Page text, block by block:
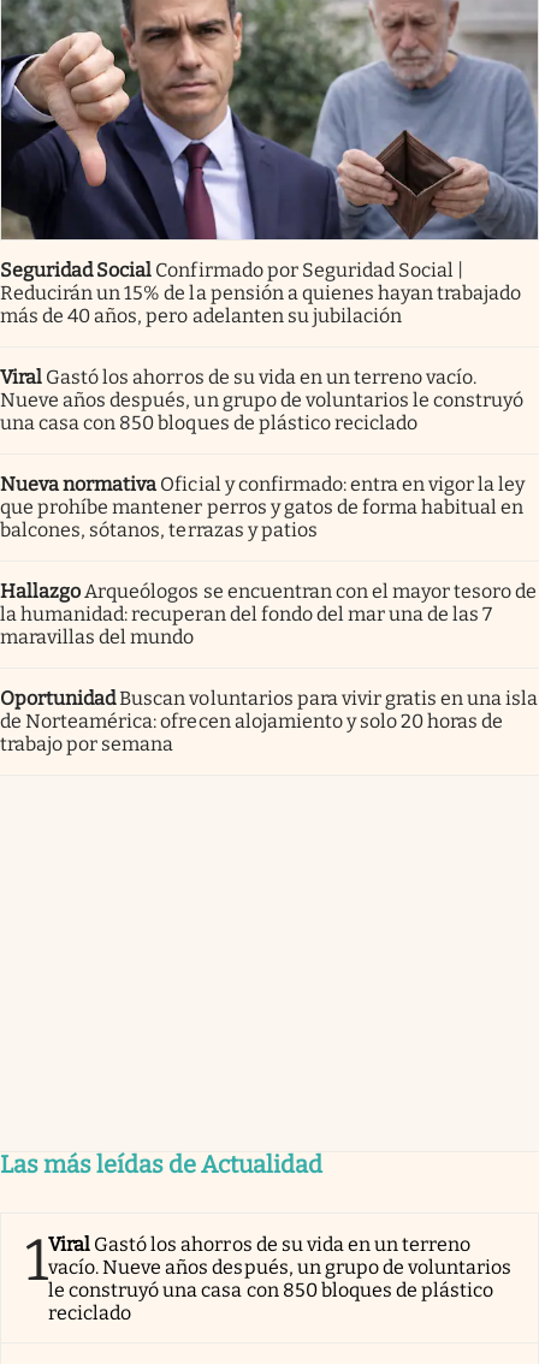
Seguridad Social Confirmado por Seguridad Social |
Reducirán un 15% de la pensión a quienes hayan trabajado
más de 40 años, pero adelanten su jubilación
Viral Gastó los ahorros de su vida en un terreno vacío.
Nueve años después, un grupo de voluntarios le construyó
una casa con 850 bloques de plástico reciclado
Nueva normativa Oficial y confirmado: entra en vigor la ley
que prohíbe mantener perros y gatos de forma habitual en
balcones, sótanos, terrazas y patios
Hallazgo Arqueólogos se encuentran con el mayor tesoro de
la humanidad: recuperan del fondo del mar una de las 7
maravillas del mundo
OportunidadBuscan voluntarios para vivir gratis en una isla
de Norteamérica: ofrecen alojamiento y solo 20 horas de
trabajo por semana
Las más leídas de Actualidad
1Viral Gastó los ahorros de su vida en un terreno
vacío. Nueve años después, un grupo de voluntarios
le construyó una casa con 850 bloques de plástico
reciclado